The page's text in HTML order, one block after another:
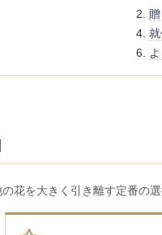
花を大きく引き離す定番の